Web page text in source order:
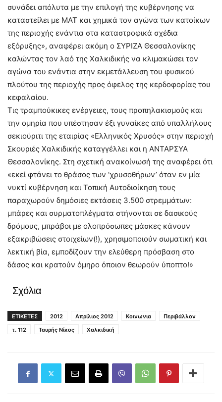
συνάδει απόλυτα με την επιλογή της κυβέρνησης να
καταστείλει με ΜΑΤ και χημικά τον αγώνα των κατοίκων
της περιοχής ενάντια στα καταστροφικά σχέδια
εξόρυξης», αναφέρει ακόμη ο ΣΥΡΙΖΑ Θεσσαλονίκης
καλώντας τον λαό της Χαλκιδικής να κλιμακώσει τον
αγώνα του ενάντια στην εκμετάλλευση του φυσικού
πλούτου της περιοχής προς όφελος της κερδοφορίας του
κεφαλαίου.
Τις τραμπούκικες ενέργειες, τους προπηλακισμούς και
την ομηρία που υπέστησαν έξι γυναίκες από υπαλλήλους
σεκιούριτι της εταιρίας «Ελληνικός Χρυσός» στην περιοχή
Σκουριές Χαλκιδικής καταγγέλλει και η ΑΝΤΑΡΣΥΑ
Θεσσαλονίκης. Στη σχετική ανακοίνωσή της αναφέρει ότι
«εκεί φτάνει το θράσος των ‘χρυσοθήρων’ όταν εν μία
νυκτί κυβέρνηση και Τοπική Αυτοδιοίκηση τους
παραχωρούν δημόσιες εκτάσεις 3.500 στρεμμάτων:
μπάρες και συρματοπλέγματα στήνονται σε δασικούς
δρόμους, μπράβοι με ολοπρόσωπες μάσκες κάνουν
εξακριβώσεις στοιχείων(!), χρησιμοποιούν σωματική και
λεκτική βία, εμποδίζουν την ελεύθερη πρόσβαση στο
δάσος και κρατούν όμηρο όποιον θεωρούν ύποπτο!»
Σχόλια
ΕΤΙΚΕΤΕΣ 2012 Απρίλιος 2012 Κοινωνια
Περιβάλλον
τ. 112
Ταυρής Νίκος Χαλκιδική